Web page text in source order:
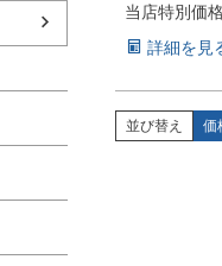
当店特別価
詳細を見
並び替え 価